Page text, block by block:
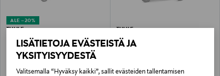
LISÄTIETOJA EVÄSTEISTÄ JA
YKSITYISYYDESTÄ
Valitsemalla “Hyväksy kaikki”, sallit evästeiden tallentamisen
ALE –20%
THULE
Thule Sleek hyönteissuoja ratasosaan
Discounted Price
THULE
Thule Spring sadesuoja rattaaseen
Original Price